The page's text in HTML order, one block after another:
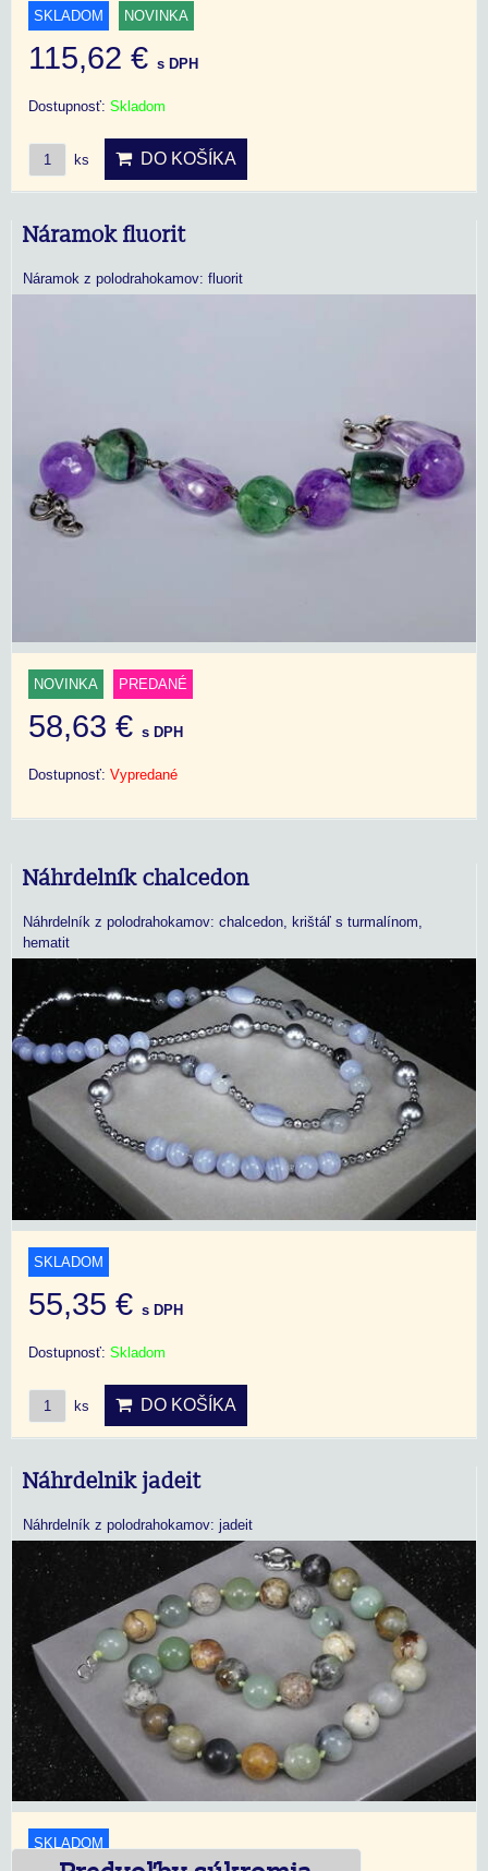
SKLADOM NOVINKA
115,62 € s DPH
Dostupnosť: Skladom
ks DO KOŠÍKA
Náramok fluorit
Náramok z polodrahokamov: fluorit
NOVINKA PREDANÉ
58,63 € s DPH
Dostupnosť: Vypredané
Náhrdelník chalcedon
Náhrdelník z polodrahokamov: chalcedon, krištáľ s turmalínom,
hematit
SKLADOM
55,35 € s DPH
Dostupnosť: Skladom
ks DO KOŠÍKA
Náhrdelnik jadeit
Náhrdelník z polodrahokamov: jadeit
SKLADOM